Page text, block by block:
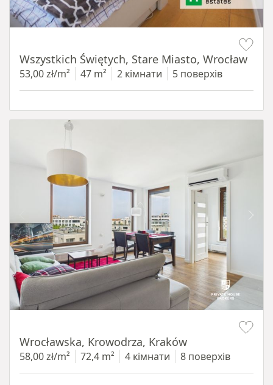
Wszystkich Świętych, Stare Miasto, Wrocław
53,00 zł/m² 47 m² 2 кімнати 5 поверхів
Wrocławska, Krowodrza, Kraków
58,00 zł/m² 72,4 m² 4 кімнати 8 поверхів